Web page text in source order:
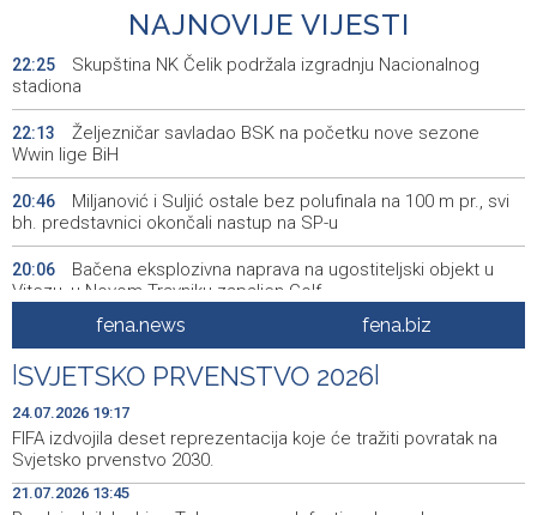
NAJNOVIJE VIJESTI
22:25
Skupština NK Čelik podržala izgradnju Nacionalnog
stadiona
22:13
Željezničar savladao BSK na početku nove sezone
Wwin lige BiH
20:46
Miljanović i Suljić ostale bez polufinala na 100 m pr., svi
bh. predstavnici okončali nastup na SP-u
20:06
Bačena eksplozivna naprava na ugostiteljski objekt u
Vitezu, u Novom Travniku zapaljen Golf
Galerija ULUPUBiH otvara novu izlagačku sezonu,
predstavlja novi izlagački program
19:44 Faris Dževahirić novi nogometaš Veleža
19:21 Announcement of events for Saturday, 8 August 2026
19:10
Rudari Milanovića ubijedili da ode kući, Memčić se već
fena.news fena.biz
SVJETSKO PRVENSTVO 2026
24.07.2026 19:17
FIFA izdvojila deset reprezentacija koje će tražiti povratak na
Svjetsko prvenstvo 2030.
21.07.2026 13:45